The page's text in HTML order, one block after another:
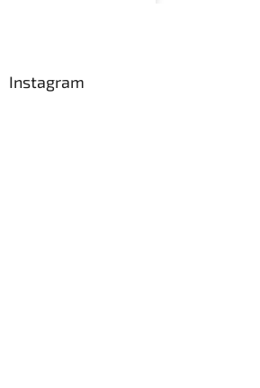
Instagram